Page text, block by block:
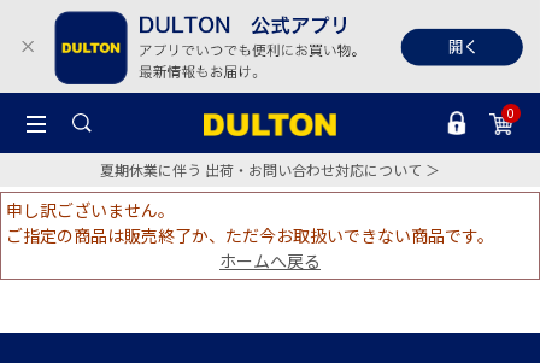
0
夏期休業に伴う 出荷・お問い合わせ対応について ＞
申し訳ございません。
ご指定の商品は販売終了か、ただ今お取扱いできない商品です。
ホームへ戻る